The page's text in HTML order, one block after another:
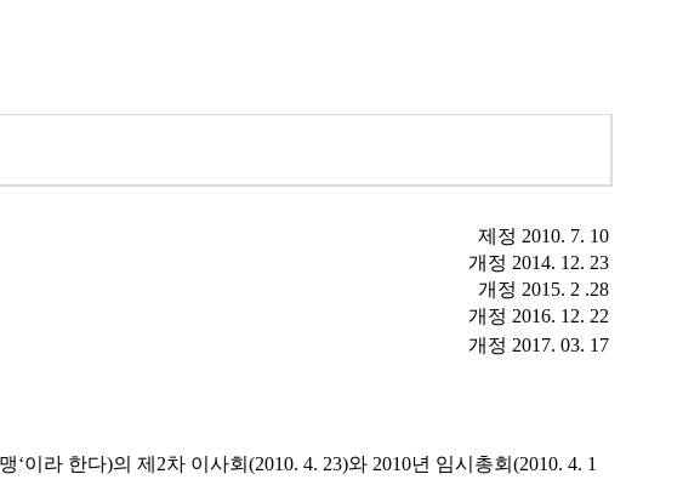
제정 2010. 7. 10
개정 2014. 12. 23
개정 2015. 2 .28
개정 2016. 12. 22
개정 2017. 03. 17
‘이라 한다)의 제 2차 이사회 (2010. 4. 23)와 2010년 임시총회 (2010. 4. 1